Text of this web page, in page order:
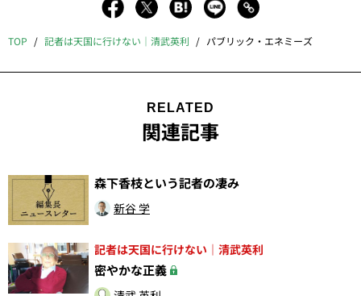
TOP 記者は天国に行けない｜清武英利 パブリック・エネミーズ
RELATED
関連記事
森下香枝という記者の凄み
新谷 学
記者は天国に行けない｜清武英利
密やかな正義